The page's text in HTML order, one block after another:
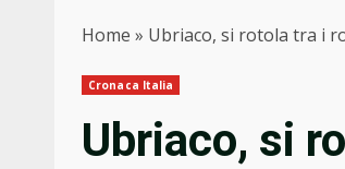
Home » Ubriaco, si rotola tra i
Cronaca Italia
Ubriaco, si